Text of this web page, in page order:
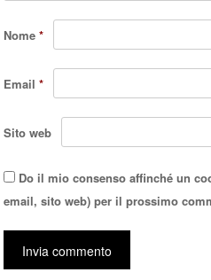
Nome*
Email*
Sito web
Do il mio consenso affinché un
email, sito web) per il prossimo